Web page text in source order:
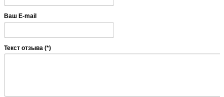
Ваш E-mail
Текст отзыва (*)